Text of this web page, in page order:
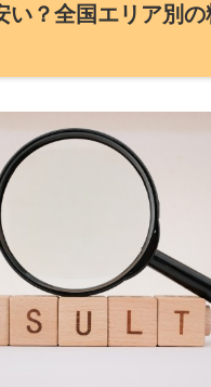
い？全国エリア別